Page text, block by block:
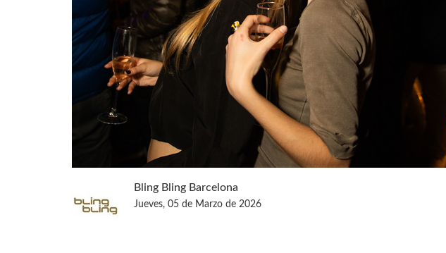
Bling Bling Barcelona
Jueves, 05 de Marzo de 2026